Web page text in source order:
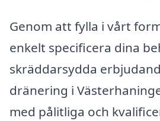
Genom att fylla i vårt
enkelt specificera dina
skräddarsydda
dränering i
med pålitliga och